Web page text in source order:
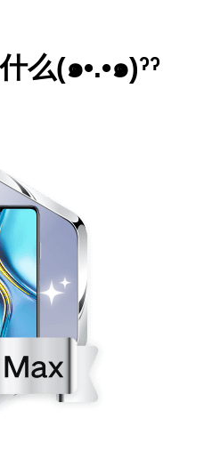
么(๑•.•๑)ˀˀ